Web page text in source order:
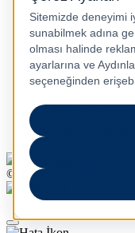
Gizlilik ve Güvenlik
© 2026 Turkcell